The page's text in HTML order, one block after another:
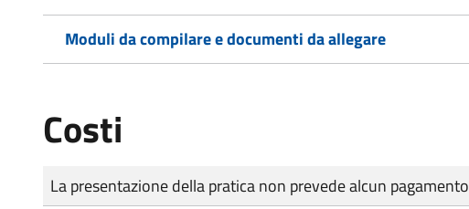
Moduli da compilare e documenti da allegare
Costi
Tipo di pagamento
Importo
La presentazione della pratica non prevede alcun pagamento